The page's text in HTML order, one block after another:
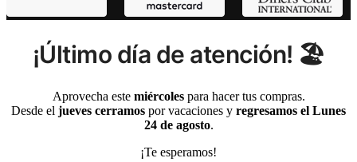
¡Último día de atención! 🏖️
Aprovecha este miércolespara hacer tus compras.
Desde el jueves cerramos por vacaciones y regresamos el Lunes
24 de agosto.
¡Te esperamos!